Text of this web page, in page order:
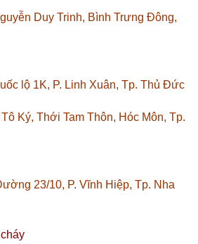
Duy Trinh, Bình Trưng Đông,
lộ 1K, P. Linh Xuân, Tp. Thủ Đức
Ký, Thới Tam Thôn, Hóc Môn, Tp.
23/10, P. Vĩnh Hiệp, Tp. Nha